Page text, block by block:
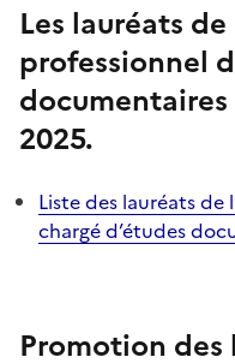
Les lauréats de
professionnel
2025.
Liste des lauréats de
chargé d’études
Promotion